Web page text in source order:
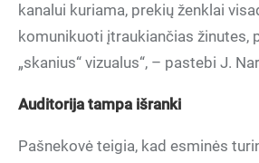
kanalui kuriama, prekių ženklai
komunikuoti įtraukiančias žinutes,
„skanius“ vizualus“, – pastebi J.
Auditorija tampa išranki
Pašnekovė teigia, kad esminės